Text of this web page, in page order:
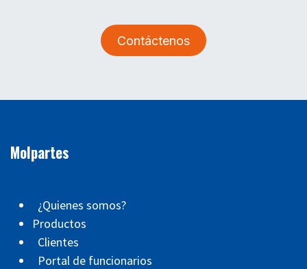
Contáctenos
Molpartes
¿Quienes somos?
Productos
Clientes
Portal de funcionarios